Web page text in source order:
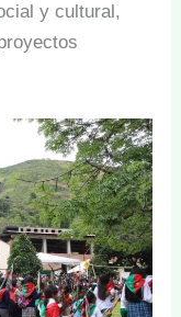
y cultural,